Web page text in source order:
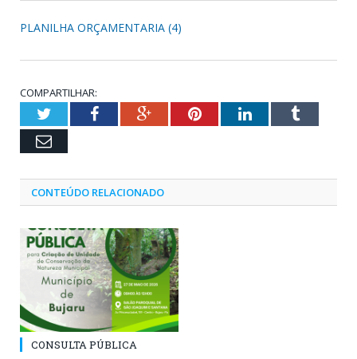
PLANILHA ORÇAMENTARIA (4)
COMPARTILHAR:
TwitterFacebookGoogle+PinterestLinkedInTumblr
Email
CONTEÚDO RELACIONADO
CONSULTA PÚBLICA